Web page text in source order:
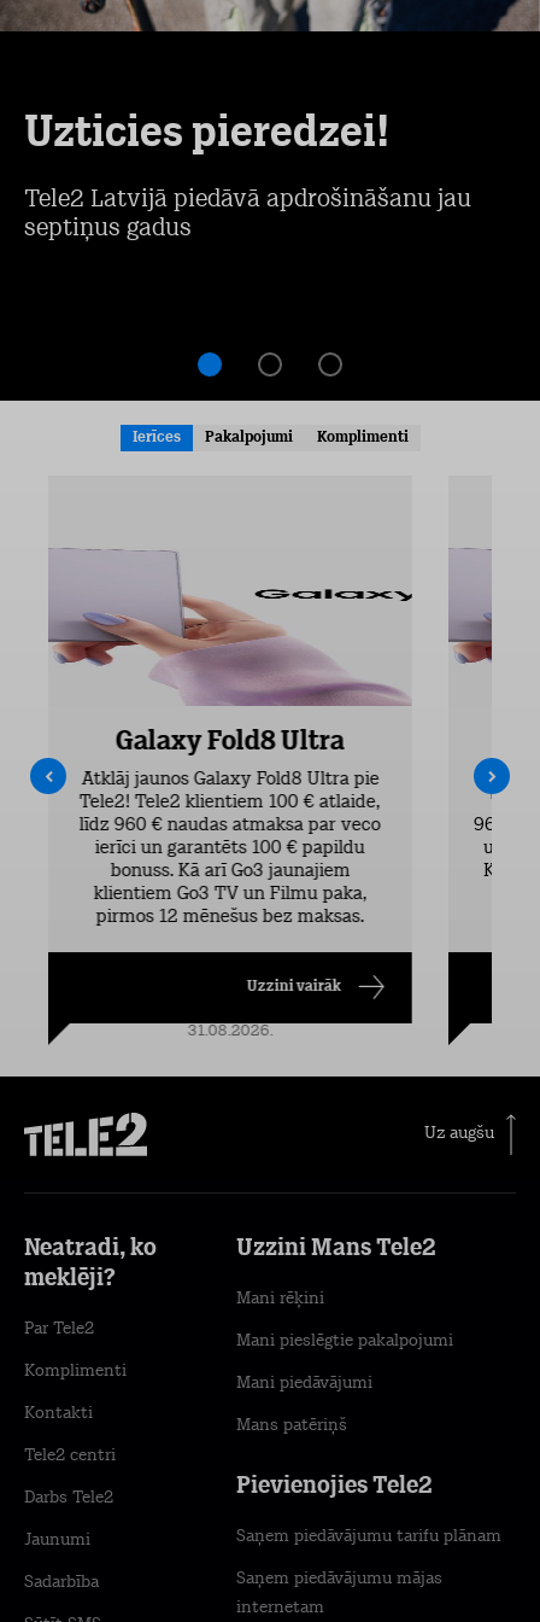
Uzticies pieredzei!
Tele2 Latvijā piedāvā apdrošināšanu jau
septiņus gadus
Ierīces Pakalpojumi Komplimenti
Galaxy Fold8 Ultra
Atklāj jaunos Galaxy Fold8 Ultra pie
Tele2! Tele2 klientiem 100 € atlaide,
līdz 960 € naudas atmaksa par veco
ierīci un garantēts 100 € papildu
bonuss. Kā arī Go3 jaunajiem
klientiem Go3 TV un Filmu paka,
pirmos 12 mēnešus bez maksas.
Uzzini vairāk
31.08.2026.
Atklāj
960 €
un
Kā arī
Uz augšu
Neatradi, ko
meklēji?
Par Tele2
Komplimenti
Kontakti
Tele2 centri
Darbs Tele2
Jaunumi
Sadarbība
Uzzini Mans Tele2
Mani rēķini
Mani pieslēgtie pakalpojumi
Mani piedāvājumi
Mans patēriņš
Pievienojies Tele2
Saņem piedāvājumu tarifu plānam
Saņem piedāvājumu mājas
internetam